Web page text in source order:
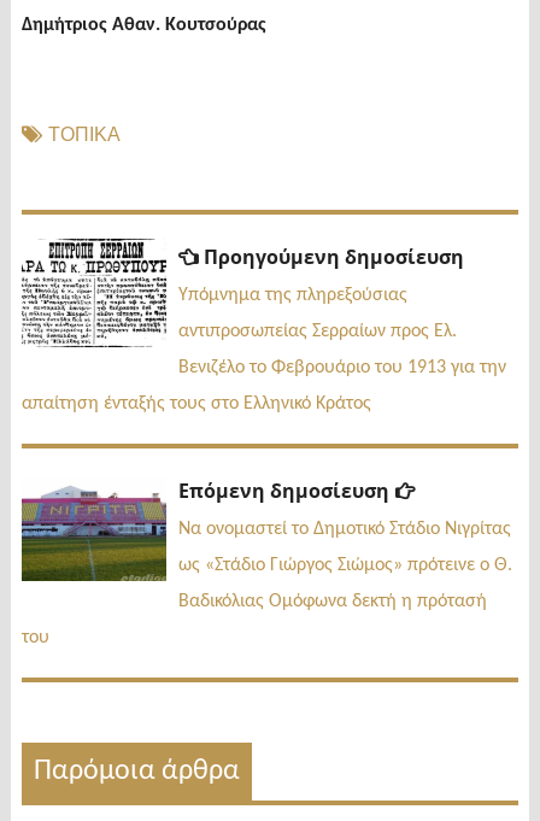
Δημήτριος Αθαν. Κουτσούρας
ΤΟΠΙΚΑ
Πλοήγηση
άρθρων
Προηγούμενη δημοσίευση
Υπόμνημα της πληρεξούσιας
αντιπροσωπείας Σερραίων προς Ελ.
Βενιζέλο το Φεβρουάριο του 1913 για την
απαίτηση ένταξής τους στο Ελληνικό Κράτος
Επόμενη δημοσίευση
Επόμενη
Να ονομαστεί το Δημοτικό Στάδιο Νιγρίτας
ως «Στάδιο Γιώργος Σιώμος» πρότεινε ο Θ.
Βαδικόλιας Ομόφωνα δεκτή η πρότασή
του
Παρόμοια άρθρα